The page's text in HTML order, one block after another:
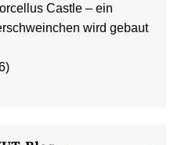
Castle – ein
wird gebaut